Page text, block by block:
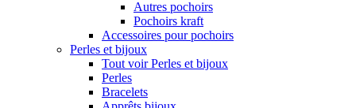
Autres pochoirs
Pochoirs kraft
Accessoires pour pochoirs
Perles et bijoux
Tout voir Perles et bijoux
Perles
Bracelets